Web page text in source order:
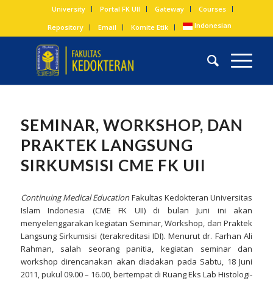
University Portal FK UII Gateway
Courses
Repository
Email Komite Etik Indonesian
SEMINAR, WORKSHOP, DAN
PRAKTEK LANGSUNG
SIRKUMSISI CME FK UII
Continuing Medical EducationFakultas Kedokteran Universitas
Islam Indonesia (CME FK UII) di bulan Juni ini akan
menyelenggarakan kegiatan Seminar, Workshop, dan Praktek
Langsung Sirkumsisi (terakreditasi IDI). Menurut dr. Farhan Ali
Rahman, salah seorang panitia, kegiatan seminar dan
workshop direncanakan akan diadakan pada Sabtu, 18 Juni
2011, pukul 09.00 – 16.00, bertempat di Ruang Eks Lab Histologi-